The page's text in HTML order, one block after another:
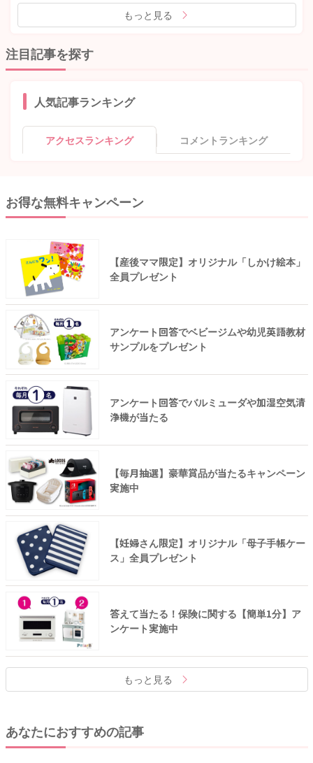
もっと見る
注目記事を探す
人気記事ランキング
アクセスランキング コメントランキング
お得な無料キャンペーン
【産後ママ限定】オリジナル「しかけ絵本」
全員プレゼント
アンケート回答でベビージムや幼児英語教材
サンプルをプレゼント
アンケート回答でバルミューダや加湿空気清
浄機が当たる
【毎月抽選】豪華賞品が当たるキャンペーン
実施中
【妊婦さん限定】オリジナル「母子手帳ケー
ス」全員プレゼント
答えて当たる！保険に関する【簡単1分】ア
ンケート実施中
もっと見る
あなたにおすすめの記事